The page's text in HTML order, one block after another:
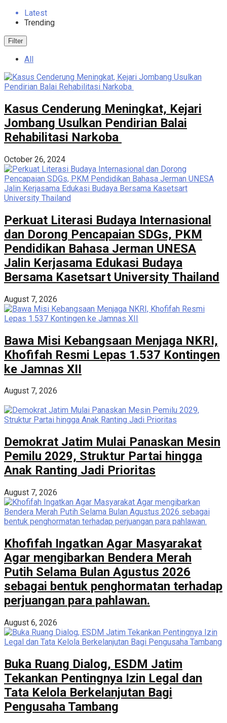
Latest
Trending
Filter
All
Kasus Cenderung Meningkat, Kejari
Jombang Usulkan Pendirian Balai
Rehabilitasi Narkoba
October 26, 2024
Perkuat Literasi Budaya Internasional
dan Dorong Pencapaian SDGs, PKM
Pendidikan Bahasa Jerman UNESA
Jalin Kerjasama Edukasi Budaya
Bersama Kasetsart University Thailand
August 7, 2026
Bawa Misi Kebangsaan Menjaga NKRI,
Khofifah Resmi Lepas 1.537 Kontingen
ke Jamnas XII
August 7, 2026
Demokrat Jatim Mulai Panaskan Mesin
Pemilu 2029, Struktur Partai hingga
Anak Ranting Jadi Prioritas
August 7, 2026
Khofifah Ingatkan Agar Masyarakat
Agar mengibarkan Bendera Merah
Putih Selama Bulan Agustus 2026
sebagai bentuk penghormatan terhadap
perjuangan para pahlawan.
August 6, 2026
Buka Ruang Dialog, ESDM Jatim
Tekankan Pentingnya Izin Legal dan
Tata Kelola Berkelanjutan Bagi
Pengusaha Tambang